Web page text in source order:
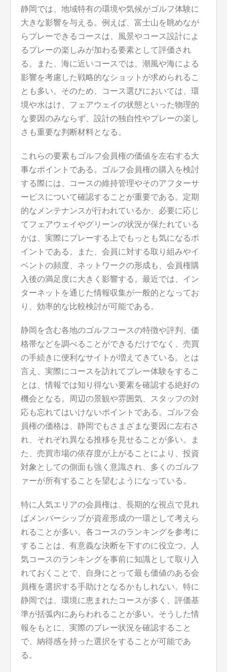
静岡では、地域特有の環境や気候がゴルフ体験に
大きな影響を与える。例えば、富士山を眺めなが
らプレーできるコースは、風景やコース設計によ
るプレーの楽しみが加わる要素として評価され
る。また、海に近いコースでは、潮風や海による
影響を考慮した戦略的なショットが求められるこ
とも多い。そのため、コース選びにおいては、環
境や水はけ、フェアウェイの状態といった物理的
な要因のみならず、設計の独自性やプレーの楽し
さも重要な判断材料となる。
これらの要素もゴルフ会員権の価値を左右する大
事なポイントである。ゴルフ会員権の購入を検討
する際には、コースの維持管理やそのアフターサ
ービスについて確認することが重要である。定期
的なメンテナンスが行われているか、必要に応じ
てフェアウェイやグリーンの状況が保たれている
かは、実際にプレーする上でもっとも気になるポ
イントである。また、会員に対する取り組みやイ
ベントの頻度、ネットワークの形成も、会員権購
入後の満足度に大きく影響する。最近では、イン
ターネットを通じた情報収集が一般的となってお
り、効率的な比較検討が可能である。
静岡を含む各地のゴルフコースの特徴や評判、価
格帯などを調べることができるだけでなく、売買
の手続きに便利なサイトが増えてきている。とは
言え、実際にコースを訪れてプレー体験をするこ
とは、情報では知り得ない要素を確認する絶好の
機会となる。周辺の景観や雰囲気、スタッフの対
応も忘れてはいけないポイントである。ゴルフ会
員権の価格は、静岡でもさまざまな要因に左右さ
れ、それぞれ異なる推移を見せることが多い。ま
た、売買市場の依存度が上がることにより、投資
対象としての側面も強く意識され、多くのゴルフ
ァーが所有することを望むようになっている。
特に人気エリアの会員権は、長期的な視点で見れ
ばメンバーシップが資産形成の一環として考えら
れることが多い。各コースのランキングを参考に
することは、有意義な決断を下すのに役立つ。人
気コースのランキングを事前に知識として取り入
れておくことで、自身にとって最も価値のある会
員権を選択する手助けとなるかもしれない。特に
静岡では、環境に恵まれたコースが多く、評価基
準が括弧内にあらわれることが多い。そうした情
報をもとに、実際のプレー状況を確認すること
で、納得感を持った選択をすることが可能であ
る。